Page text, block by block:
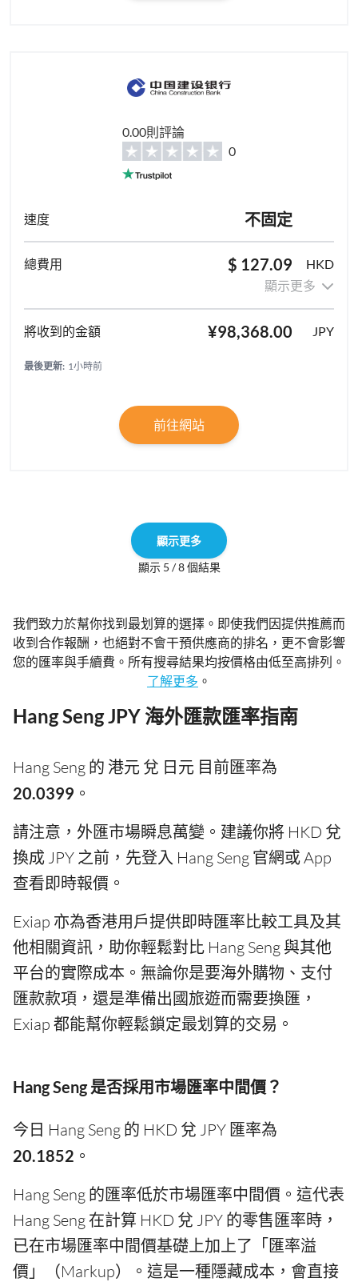
0.00則評論
0
不固定
$ 127.09
HKD
顯示更多
¥98,368.00 JPY
最後更新: 1小時前
前往網站
顯示更多
顯示 5 / 8 個結果
我們致力於幫你找到最划算的選擇。即使我們因提供推薦而
收到合作報酬，也絕對不會干預供應商的排名，更不會影響
您的匯率與手續費。所有搜尋結果均按價格由低至高排列。
了解更多 。
Hang Seng JPY 海外匯款匯率指南
Hang Seng 的 港元 兌 日元 目前匯率為
20.0399 。
請注意，外匯市場瞬息萬變。建議你將 HKD 兌
換成 JPY 之前，先登入 Hang Seng 官網或 App
查看即時報價。
Exiap 亦為香港用戶提供即時匯率比較工具及其
他相關資訊，助你輕鬆對比 Hang Seng 與其他
平台的實際成本。無論你是要海外購物、支付
匯款款項，還是準備出國旅遊而需要換匯，
Exiap 都能幫你輕鬆鎖定最划算的交易。
Hang Seng 是否採用市場匯率中間價？
今日 Hang Seng 的 HKD 兌 JPY 匯率為
20.1852 。
Hang Seng 的匯率低於市場匯率中間價。這代表
Hang Seng 在計算 HKD 兌 JPY 的零售匯率時，
已在市場匯率中間價基礎上加上了「匯率溢
價」（Markup）。這是一種隱藏成本，會直接